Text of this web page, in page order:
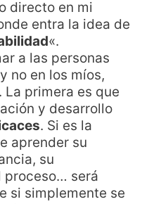
directo en mi
entra la idea de
«.
a las personas
no en los míos,
La primera es que
y desarrollo
. Si es la
aprender su
su
proceso… será
si simplemente se